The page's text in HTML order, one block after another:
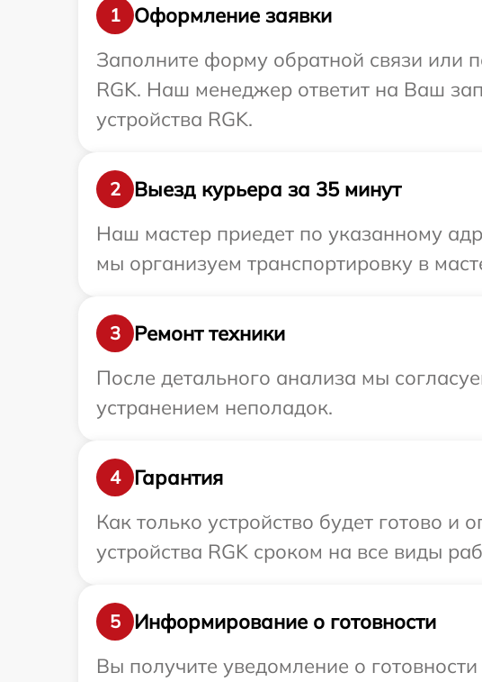
1
Оформление заявки
Заполните форму обратной связи или
RGK. Наш менеджер ответит на Ваш
устройства RGK.
2
Выезд курьера за 35 минут
Наш мастер приедет по указанному
мы организуем транспортировку в
3
Ремонт техники
После детального анализа мы
устранением неполадок.
4
Гарантия
Как только устройство будет готово
устройства RGK сроком на все виды
5
Информирование о готовности
Вы получите уведомление о